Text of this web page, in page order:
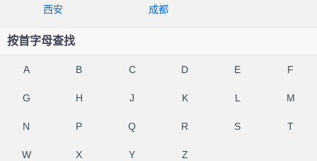
西安 成都
按首字母查找
A B C D E F
G H J K L M
N P Q R S T
W X Y Z